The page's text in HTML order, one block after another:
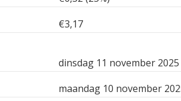
€3,17
dinsdag 11 november 2025
maandag 10 november